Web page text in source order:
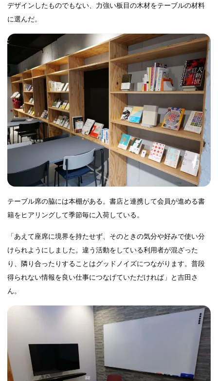
デザインしたものでもない、力強い板目の木材をテーブルの材料
に選んだ。
テーブル席の脇には本棚がある。書店と連携して会員が進める書
籍をヒアリングして季節毎に入荷している。
「あえて座席に境界を持たせず、そのときの気分や好みで使い分
けられようにしました。違う活動をしている利用者が混ざった
り、隣り合ったりすることはグッドノイズにつながります。普段
得られない情報を良い仕事につなげていただければ」と吉田さ
ん。